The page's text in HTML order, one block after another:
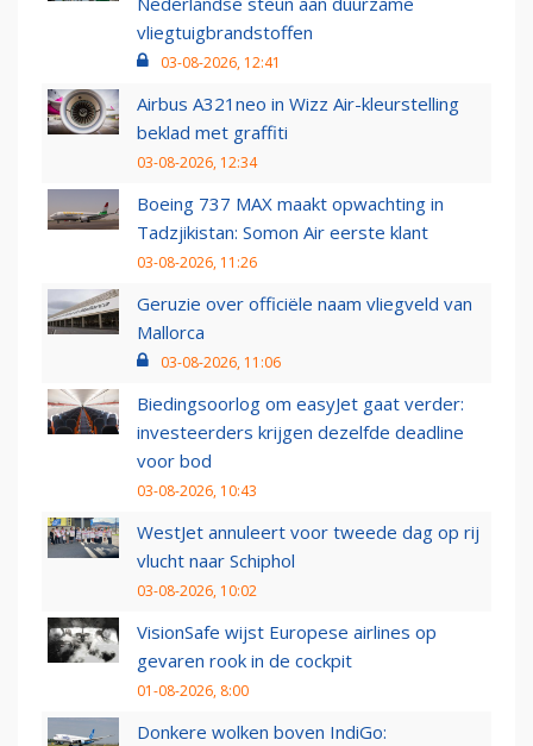
vliegtuigbrandstoffen
03-08-2026, 12:41
Airbus A321neo in Wizz Air-kleurstelling
beklad met graffiti
03-08-2026, 12:34
Boeing 737 MAX maakt opwachting in
Tadzjikistan: Somon Air eerste klant
03-08-2026, 11:26
Geruzie over officiële naam vliegveld van
Mallorca
03-08-2026, 11:06
Biedingsoorlog om easyJet gaat verder:
investeerders krijgen dezelfde deadline
voor bod
03-08-2026, 10:43
WestJet annuleert voor tweede dag op rij
vlucht naar Schiphol
03-08-2026, 10:02
VisionSafe wijst Europese airlines op
gevaren rook in de cockpit
01-08-2026, 8:00
Donkere wolken boven IndiGo: